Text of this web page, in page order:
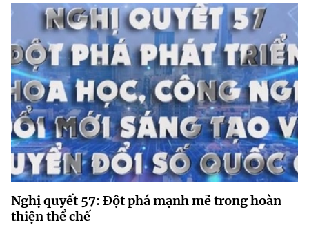
Điều khoản sử dụng Theo dõi MST: Góp ý
Cơ quan chủ quản: Bộ Khoa học và Công nghệ (MST)
Chịu trách nhiệm nội dung: Nguyễn Thị Hải Hằng
Giám đốc Trung tâm Truyền thông Khoa học và Công nghệ.
Liên hệ
Địa chỉ: Ban Biên tập Cổng TTĐT - 18 Nguyễn Du, TP. Hà Nội
Điện thoại: 024 3936 9506
Email:stc@mst.gov.vn
©2026 Bản quyền thuộc Bộ Khoa Học và Công Nghệ
(Ghi rõ nguồn "https://mst.gov.vn" khi phát hành lại thông tin từ
website này)
Nghị quyết 57: Đột phá mạnh mẽ trong hoàn
thiện thể chế